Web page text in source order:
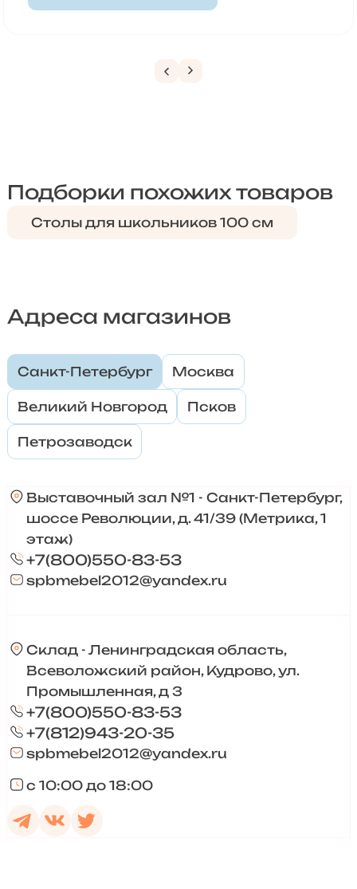
Подборки похожих товаров
Столы для школьников 100 см
Адреса магазинов
Санкт-Петербург Москва
Великий Новгород Псков
Петрозаводск
Выставочный зал №1 - Санкт-Петербург,
шоссе Революции, д. 41/39 (Метрика, 1
этаж)
+7(800)550-83-53
spbmebel2012@yandex.ru
Склад - Ленинградская область,
Всеволожский район, Кудрово, ул.
Промышленная, д 3
+7(800)550-83-53
+7(812)943-20-35
spbmebel2012@yandex.ru
с 10:00 до 18:00